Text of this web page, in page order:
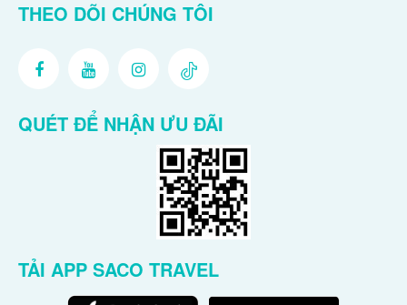
THEO DÕI CHÚNG TÔI
QUÉT ĐỂ NHẬN ƯU ĐÃI
TẢI APP SACO TRAVEL